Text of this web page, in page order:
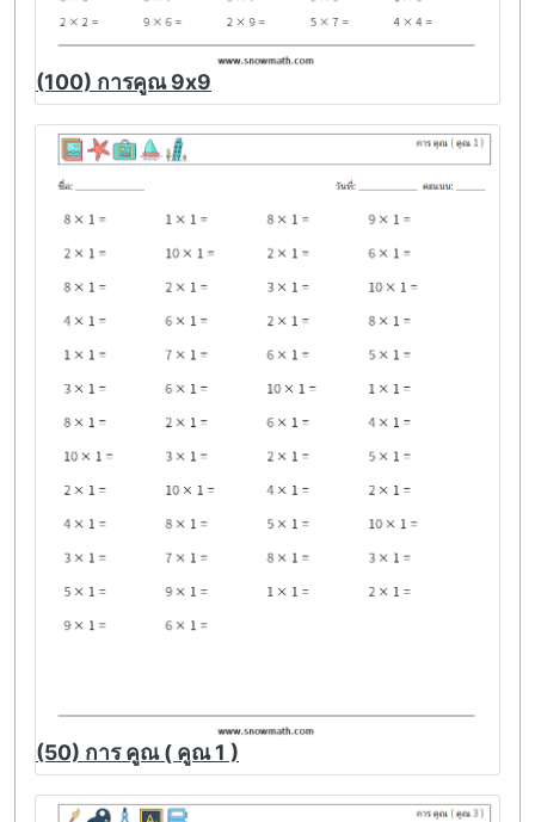
(100) การคูณ 9x9
(50) การ คูณ ( คูณ 1 )